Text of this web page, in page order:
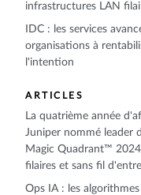
infrastructures LAN
IDC : les services
organisations à
l'intention
ARTICLES
La quatrième année
Juniper nommé leader
Magic Quadrant™
filaires et sans fil
Ops IA : les